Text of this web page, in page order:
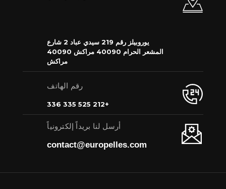
يوروبيلز رقم 219 سيدي عباد 2 شارع
المشعر الحرام 40090 مراكش 40090
مراكش
رقم الهاتف
+212 525 335 336
أرسل لنا بريداً إلكترونياً
contact@europelles.com